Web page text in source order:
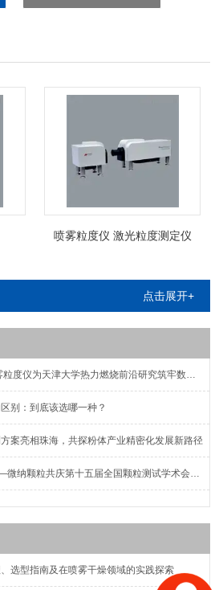
喷雾粒度仪 激光粒度测定仪
点击展开+
微纳粒度仪 Winner319喷雾粒度仪为天津大学热力燃烧前沿研究筑牢数据根基
别：到底该选哪一种？
案亮相珠海，共探粉体产业精密化发展新路径
共绘蓝图，向“新”而生！——微纳颗粒共庆第十五届全国颗粒测试学术会议暨2025全国粉体测试技术应用研讨会
选型指南及在喷雾干燥领域的实践探索